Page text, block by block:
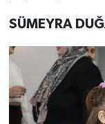
SÜMEYRA